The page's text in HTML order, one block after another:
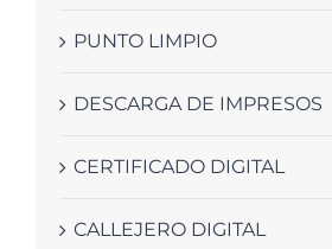
PUNTO LIMPIO
DESCARGA DE IMPRESOS
CERTIFICADO DIGITAL
CALLEJERO DIGITAL